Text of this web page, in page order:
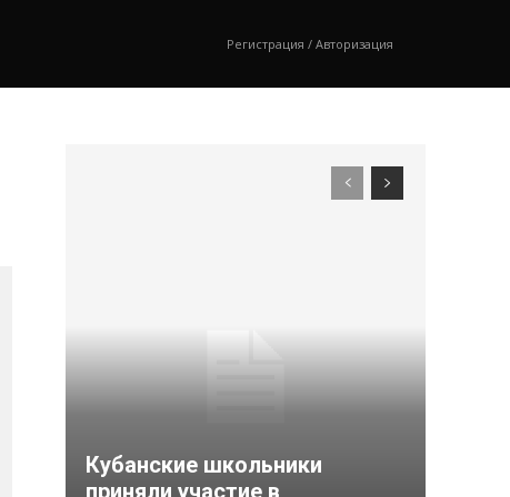
Регистрация / Авторизация
Кубанские школьники
приняли участие в